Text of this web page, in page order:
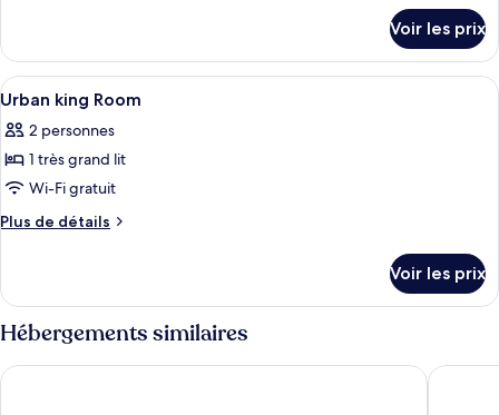
chambre :
Urban
twin
Room
le
type
de
Urban
twin
Voir les prix
Afficher
toutes
les
photos
pour
ce
chambre :
Urban
king
Room
Minibar, coffres-forts dans les
4
Urban king Room
2 personnes
1 très grand lit
Wi-Fi gratuit
Plus de détails
Plus
le
type
de
Urban
Voir les prix
Hébergements similaires
Avani+ Riverside Bangkok Hotel lebua at